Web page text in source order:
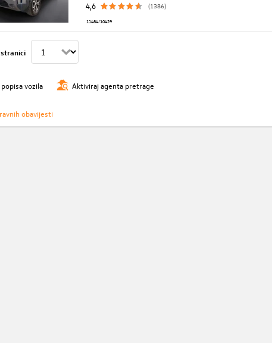
4,6
(1386)
11484/10429
vozila Aktiviraj agenta pretrage
obavijesti